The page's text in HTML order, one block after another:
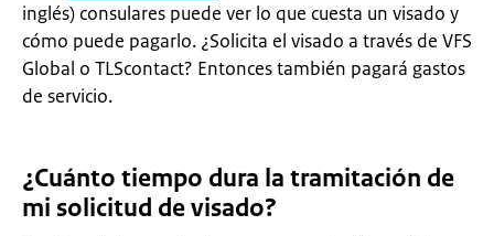
inglés) consulares puede ver lo que cuesta un visado y
cómo puede pagarlo. ¿Solicita el visado a través de VFS
Global o TLScontact? Entonces también pagará gastos
de servicio.
¿Cuánto tiempo dura la tramitación de
mi solicitud de visado?